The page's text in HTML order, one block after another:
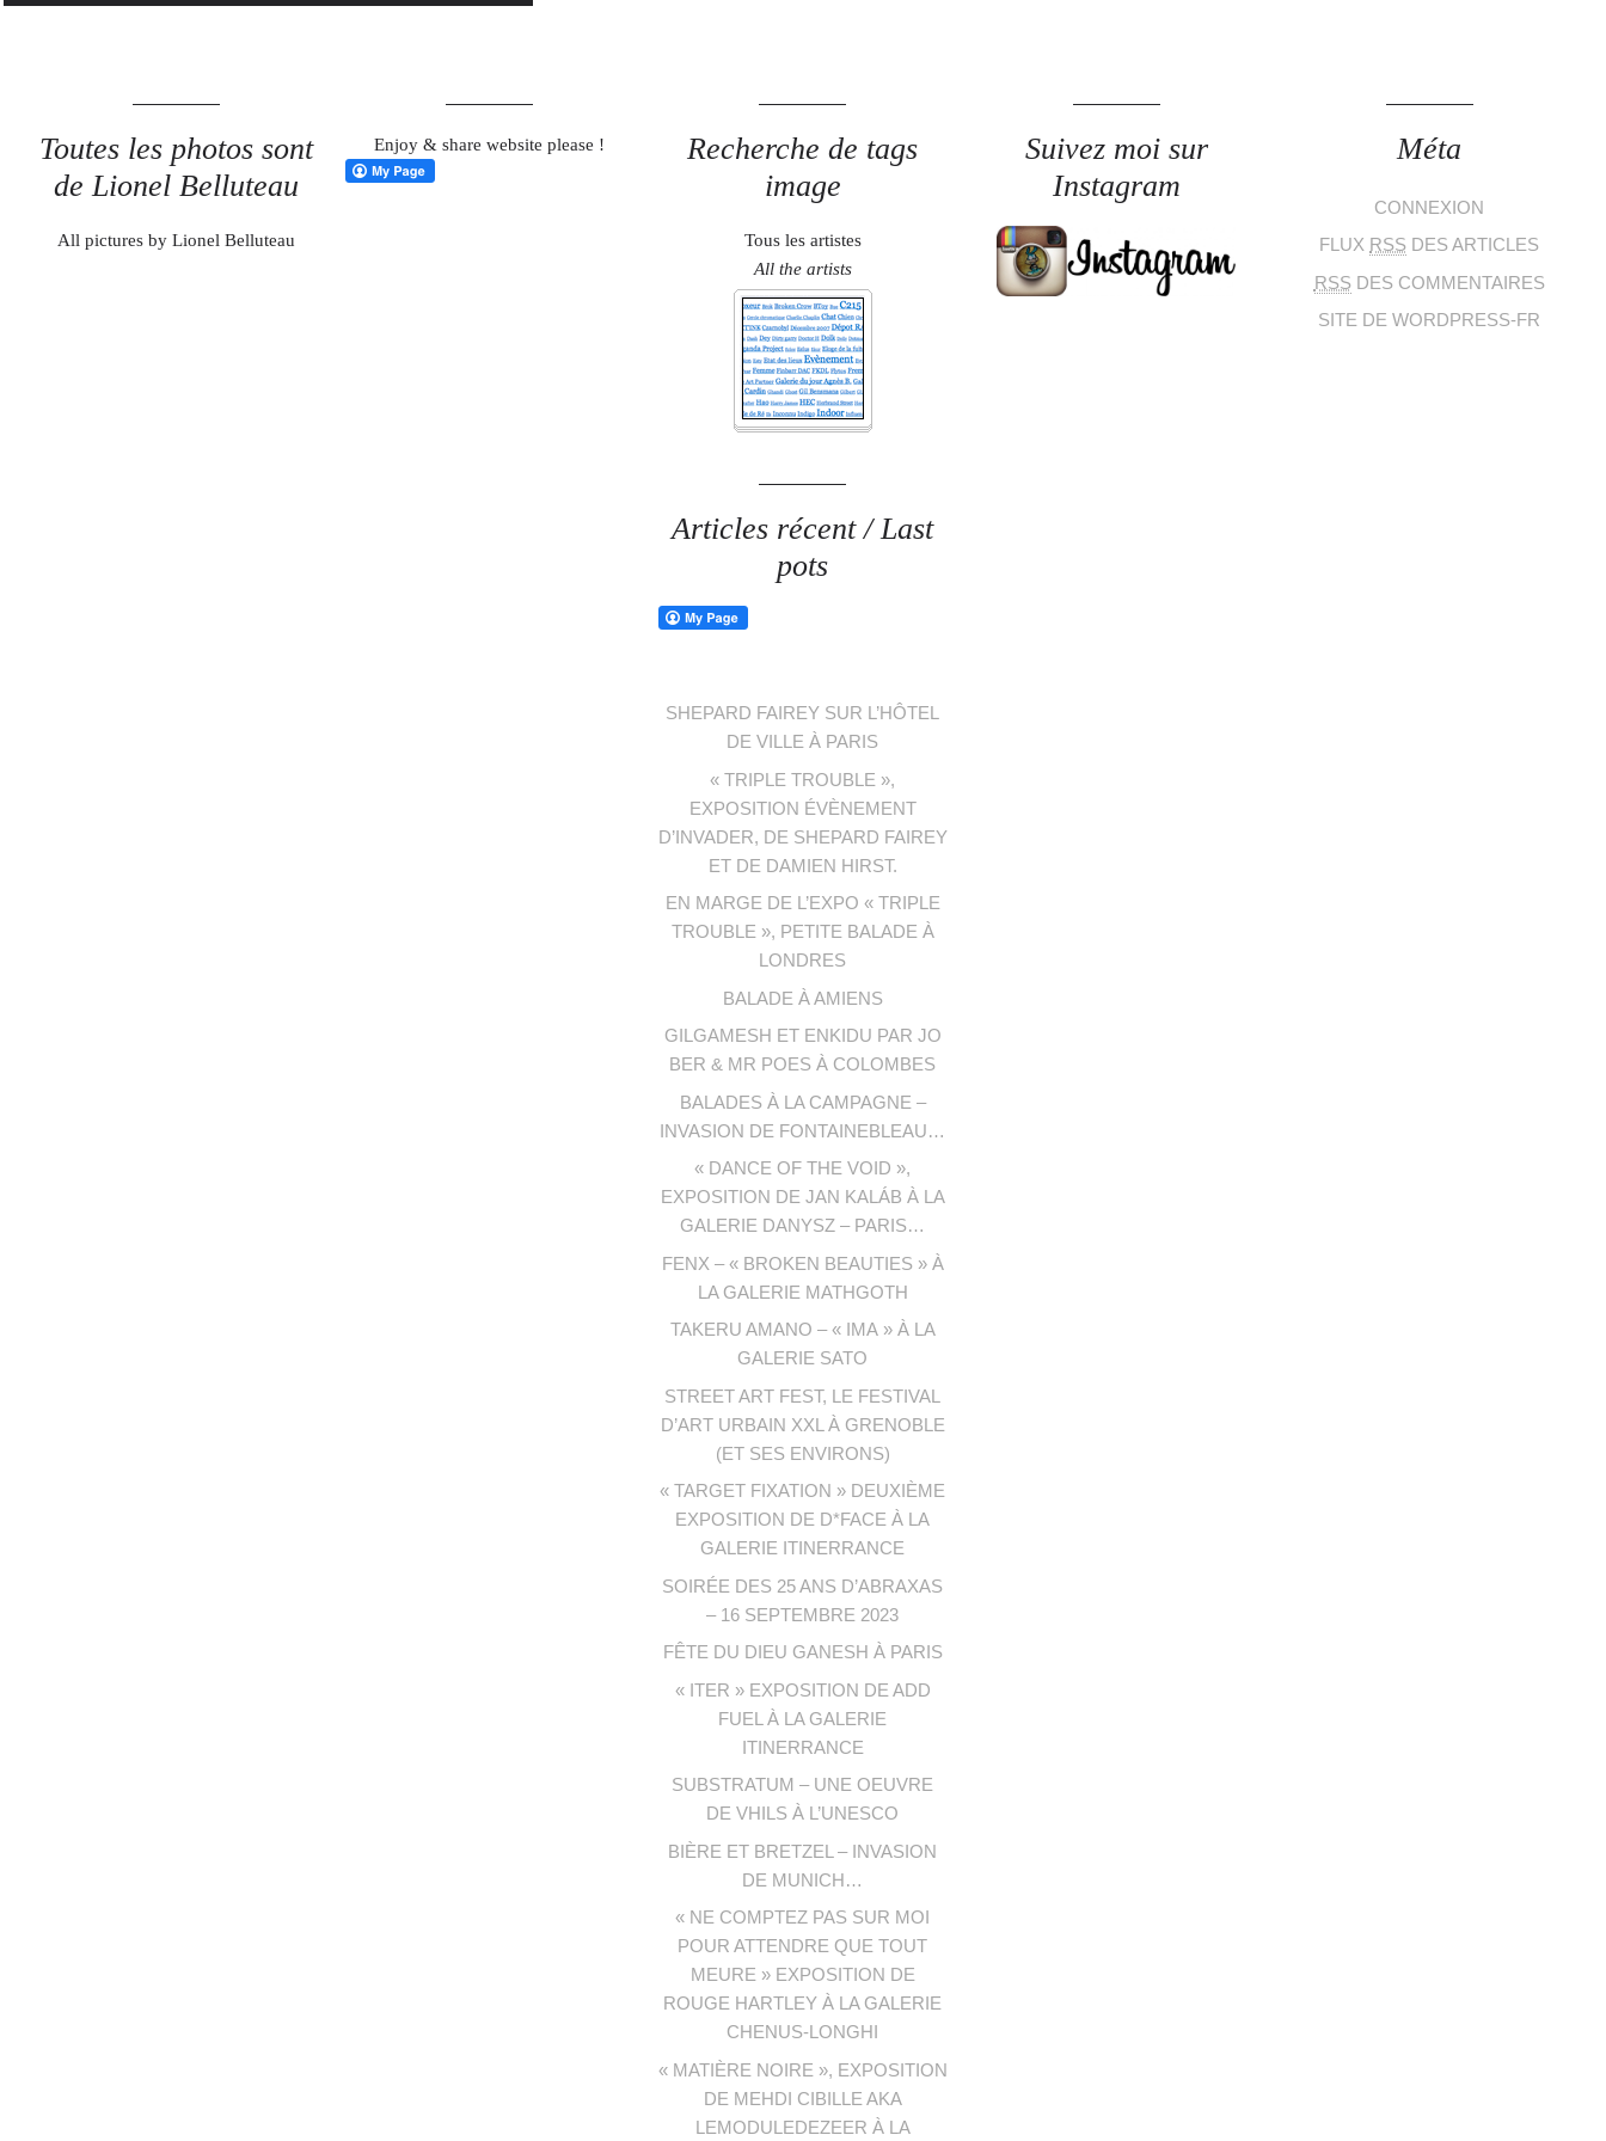
Toutes les photos sont
de Lionel Belluteau
All pictures by Lionel Belluteau
Enjoy & share website please !
Recherche de tags
image
Tous les artistes
All the artists
Suivez moi sur
Instagram
Méta
CONNEXION
FLUX RSS DES ARTICLES
RSS DES COMMENTAIRES
SITE DE WORDPRESS-FR
Articles récent / Last
pots
SHEPARD FAIREY SUR L’HÔTEL
DE VILLE À PARIS
« TRIPLE TROUBLE »,
EXPOSITION ÉVÈNEMENT
D’INVADER, DE SHEPARD FAIREY
ET DE DAMIEN HIRST.
EN MARGE DE L’EXPO « TRIPLE
TROUBLE », PETITE BALADE À
LONDRES
BALADE À AMIENS
GILGAMESH ET ENKIDU PAR JO
BER & MR POES À COLOMBES
BALADES À LA CAMPAGNE –
INVASION DE FONTAINEBLEAU…
« DANCE OF THE VOID »,
EXPOSITION DE JAN KALÁB À LA
GALERIE DANYSZ – PARIS…
FENX – « BROKEN BEAUTIES » À
LA GALERIE MATHGOTH
TAKERU AMANO – « IMA » À LA
GALERIE SATO
STREET ART FEST, LE FESTIVAL
D’ART URBAIN XXL À GRENOBLE
(ET SES ENVIRONS)
« TARGET FIXATION » DEUXIÈME
EXPOSITION DE D*FACE À LA
GALERIE ITINERRANCE
SOIRÉE DES 25 ANS D’ABRAXAS
– 16 SEPTEMBRE 2023
FÊTE DU DIEU GANESH À PARIS
« ITER » EXPOSITION DE ADD
FUEL À LA GALERIE
ITINERRANCE
SUBSTRATUM – UNE OEUVRE
DE VHILS À L’UNESCO
BIÈRE ET BRETZEL – INVASION
DE MUNICH…
« NE COMPTEZ PAS SUR MOI
POUR ATTENDRE QUE TOUT
MEURE » EXPOSITION DE
ROUGE HARTLEY À LA GALERIE
CHENUS-LONGHI
« MATIÈRE NOIRE », EXPOSITION
DE MEHDI CIBILLE AKA
LEMODULEDEZEER À LA